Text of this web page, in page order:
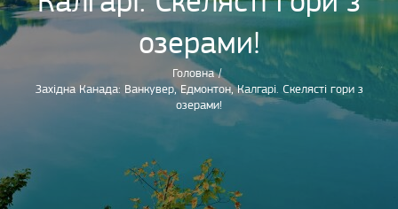
озерами!
Головна /
Західна Канада: Ванкувер, Едмонтон, Калгарі. Скелясті гори з
озерами!